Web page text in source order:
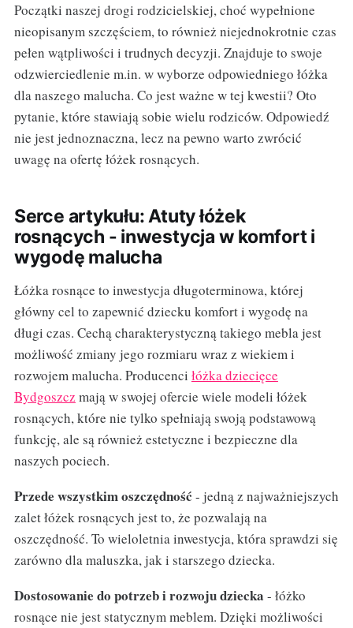
Początki naszej drogi rodzicielskiej, choć wypełnione
nieopisanym szczęściem, to również niejednokrotnie czas
pełen wątpliwości i trudnych decyzji. Znajduje to swoje
odzwierciedlenie m.in. w wyborze odpowiedniego łóżka
dla naszego malucha. Co jest ważne w tej kwestii? Oto
pytanie, które stawiają sobie wielu rodziców. Odpowiedź
nie jest jednoznaczna, lecz na pewno warto zwrócić
uwagę na ofertę łóżek rosnących.
Serce artykułu: Atuty łóżek
rosnących - inwestycja w komfort i
wygodę malucha
Łóżka rosnące to inwestycja długoterminowa, której
główny cel to zapewnić dziecku komfort i wygodę na
długi czas. Cechą charakterystyczną takiego mebla jest
możliwość zmiany jego rozmiaru wraz z wiekiem i
rozwojem malucha. Producenci łóżka dziecięce
Bydgoszcz mają w swojej ofercie wiele modeli łóżek
rosnących, które nie tylko spełniają swoją podstawową
funkcję, ale są również estetyczne i bezpieczne dla
naszych pociech.
Przede wszystkim oszczędność - jedną z najważniejszych
zalet łóżek rosnących jest to, że pozwalają na
oszczędność. To wieloletnia inwestycja, która sprawdzi się
zarówno dla maluszka, jak i starszego dziecka.
Dostosowanie do potrzeb i rozwoju dziecka - łóżko
rosnące nie jest statycznym meblem. Dzięki możliwości